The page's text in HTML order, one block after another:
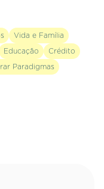
Vida e Família
Educação Crédito
Paradigmas